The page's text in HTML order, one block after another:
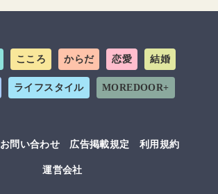
こころ からだ 恋愛 結婚
ライフスタイル MOREDOOR+
お問い合わせ 広告掲載規定
利用規約
運営会社